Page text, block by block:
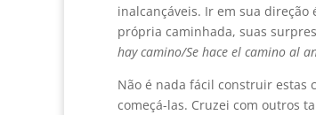
inalcançáveis. Ir em sua direção
própria caminhada, suas
hay camino/Se hace el camino al
Não é nada fácil construir estas
começá-las. Cruzei com outros